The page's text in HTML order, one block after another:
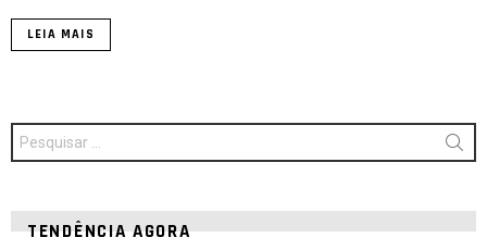
LEIA MAIS
Procurar
por:
TENDÊNCIA AGORA